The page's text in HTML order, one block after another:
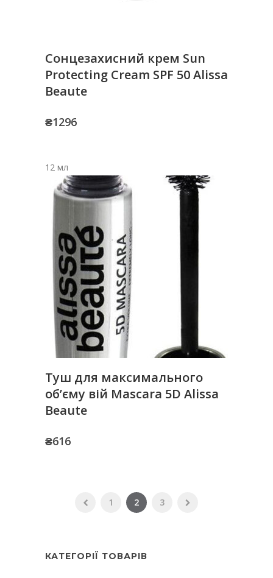
Сонцезахисний крем Sun
Protecting Cream SPF 50 Alissa
Beaute
₴1296
12 мл
Туш для максимального
об’єму вій Mascara 5D Alissa
Beaute
₴616
1 2 3
КАТЕГОРІЇ ТОВАРІВ